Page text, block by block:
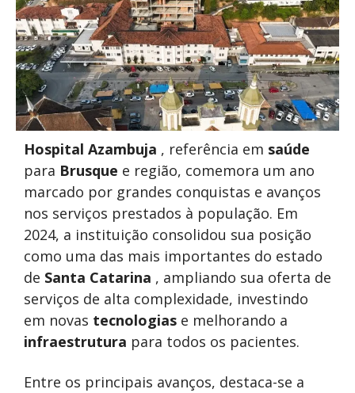
Hospital Azambuja , referência em saúde
para Brusque e região, comemora um ano
marcado por grandes conquistas e avanços
nos serviços prestados à população. Em
2024, a instituição consolidou sua posição
como uma das mais importantes do estado
de Santa Catarina , ampliando sua oferta de
serviços de alta complexidade, investindo
em novas tecnologias e melhorando a
infraestrutura para todos os pacientes.
Entre os principais avanços, destaca-se a